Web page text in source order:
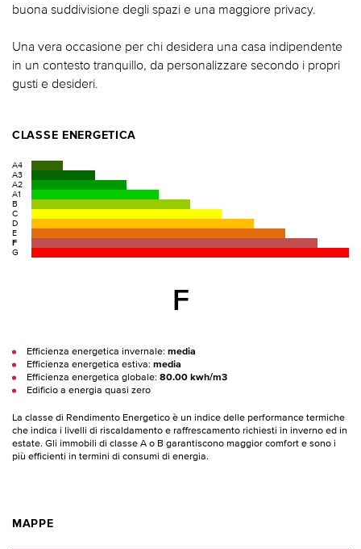
buona suddivisione degli spazi e una maggiore privacy.
Una vera occasione per chi desidera una casa indipendente
in un contesto tranquillo, da personalizzare secondo i propri
gusti e desideri.
CLASSE ENERGETICA
A4
A3
A2
A1
B
C
D
E
F
G
F
Efficienza energetica invernale: media
Efficienza energetica estiva: media
Efficienza energetica globale: 80.00 kwh/m3
Edificio a energia quasi zero
La classe di Rendimento Energetico è un indice delle performance termiche
che indica i livelli di riscaldamento e raffrescamento richiesti in inverno ed in
estate. Gli immobili di classe A o B garantiscono maggior comfort e sono i
più efficienti in termini di consumi di energia.
MAPPE